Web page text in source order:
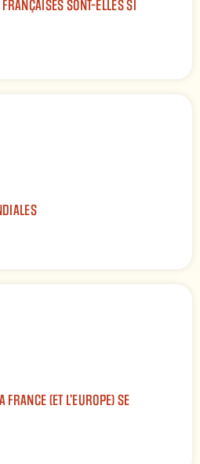
SONT-ELLES SI
(ET L’EUROPE) SE